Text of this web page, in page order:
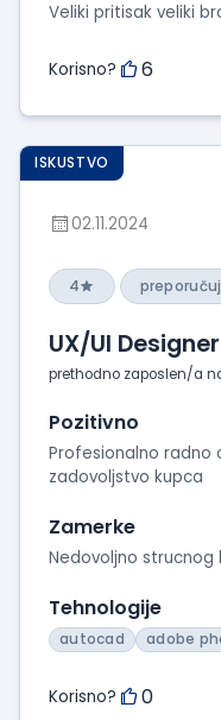
Veliki pritisak veliki
Korisno? 6
ISKUSTVO
02.11.2024
4
UX/UI Designer
prethodno zaposlen/a
Pozitivno
Profesionalno radno
zadovoljstvo kupca
Zamerke
Nedovoljno strucnog
Tehnologije
autocad adobe
Korisno? 0